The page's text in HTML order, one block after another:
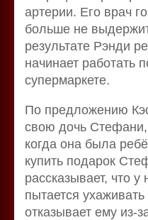
артерии. Его врач
больше не
результате Рэнди
начинает работать
супермаркете.
По предложению
свою дочь
когда она была
купить подарок
рассказывает, что
пытается
отказывает ему из-